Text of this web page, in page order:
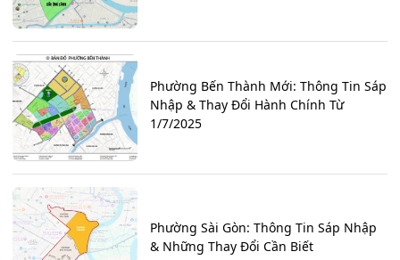
Phường Bến Thành Mới: Thông Tin Sáp
Nhập & Thay Đổi Hành Chính Từ
1/7/2025
Phường Sài Gòn: Thông Tin Sáp Nhập
& Những Thay Đổi Cần Biết